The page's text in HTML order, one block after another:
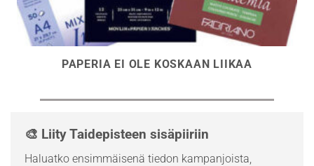
PAPERIA EI OLE KOSKAAN LIIKAA
🎨 Liity Taidepisteen sisäpiiriin
Haluatko ensimmäisenä tiedon kampanjoista,